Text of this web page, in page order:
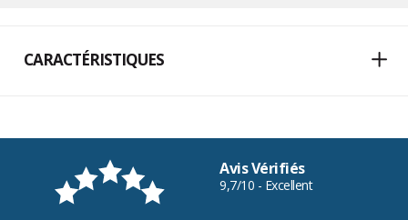
CARACTÉRISTIQUES
Avis Vérifiés
9,7/10 - Excellent